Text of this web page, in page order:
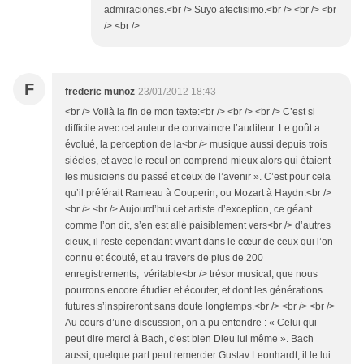
admiraciones.<br /> Suyo afectisimo.<br /> <br /> <br
/> <br />
F frederic munoz 23/01/2012 18:43
<br /> Voilà la fin de mon texte:<br /> <br /> <br /> C’est si
difficile avec cet auteur de convaincre l’auditeur. Le goût a
évolué, la perception de la<br /> musique aussi depuis trois
siècles, et avec le recul on comprend mieux alors qui étaient
les musiciens du passé et ceux de l’avenir ». C’est pour cela
qu’il préférait Rameau à Couperin, ou Mozart à Haydn.<br />
<br /> <br /> Aujourd’hui cet artiste d’exception, ce géant
comme l’on dit, s’en est allé paisiblement vers<br /> d’autres
cieux, il reste cependant vivant dans le cœur de ceux qui l’on
connu et écouté, et au travers de plus de 200
enregistrements, véritable<br /> trésor musical, que nous
pourrons encore étudier et écouter, et dont les générations
futures s’inspireront sans doute longtemps.<br /> <br /> <br />
Au cours d’une discussion, on a pu entendre : « Celui qui
peut dire merci à Bach, c’est bien Dieu lui même ». Bach
aussi, quelque part peut remercier Gustav Leonhardt, il le lui